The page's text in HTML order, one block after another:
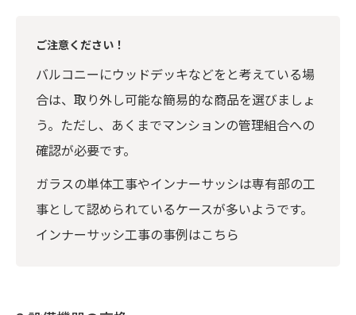
ご注意ください！
バルコニーにウッドデッキなどをと考えている場
合は、取り外し可能な簡易的な商品を選びましょ
う。ただし、あくまでマンションの管理組合への
確認が必要です。
ガラスの単体工事やインナーサッシは専有部の工
事として認められているケースが多いようです。
インナーサッシ工事の事例はこちら